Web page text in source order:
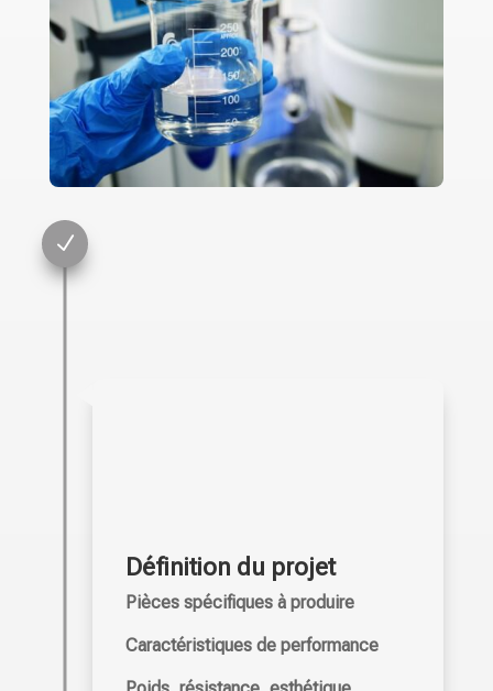
Définition du projet
Pièces spécifiques à produire
Caractéristiques de performance
N